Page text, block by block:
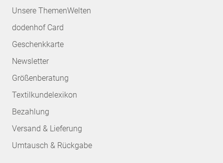
Unsere ThemenWelten
dodenhof Card
Geschenkkarte
Newsletter
Größenberatung
Textilkundelexikon
Bezahlung
Versand & Lieferung
Umtausch & Rückgabe